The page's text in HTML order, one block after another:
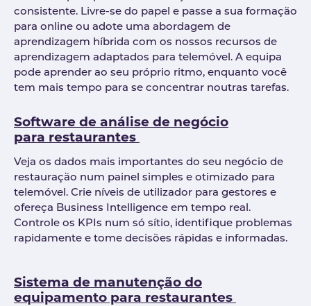
consistente. Livre-se do papel e passe a sua formação
para online ou adote uma abordagem de
aprendizagem híbrida com os nossos recursos de
aprendizagem adaptados para telemóvel. A equipa
pode aprender ao seu próprio ritmo, enquanto você
tem mais tempo para se concentrar noutras tarefas.
Software de análise de negócio
para restaurantes
Veja os dados mais importantes do seu negócio de
restauração num painel simples e otimizado para
telemóvel. Crie níveis de utilizador para gestores e
ofereça Business Intelligence em tempo real.
Controle os KPIs num só sítio, identifique problemas
rapidamente e tome decisões rápidas e informadas.
Sistema de manutenção do
equipamento para restaurantes